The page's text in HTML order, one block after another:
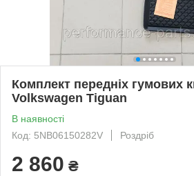
Комплект передніх гумових
Volkswagen Tiguan
В наявності
Код: 5NB06150282V
Роздріб
2 860 ₴